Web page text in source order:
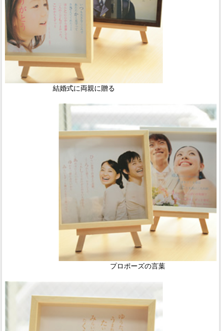
結婚式に両親に贈る
プロポーズの言葉